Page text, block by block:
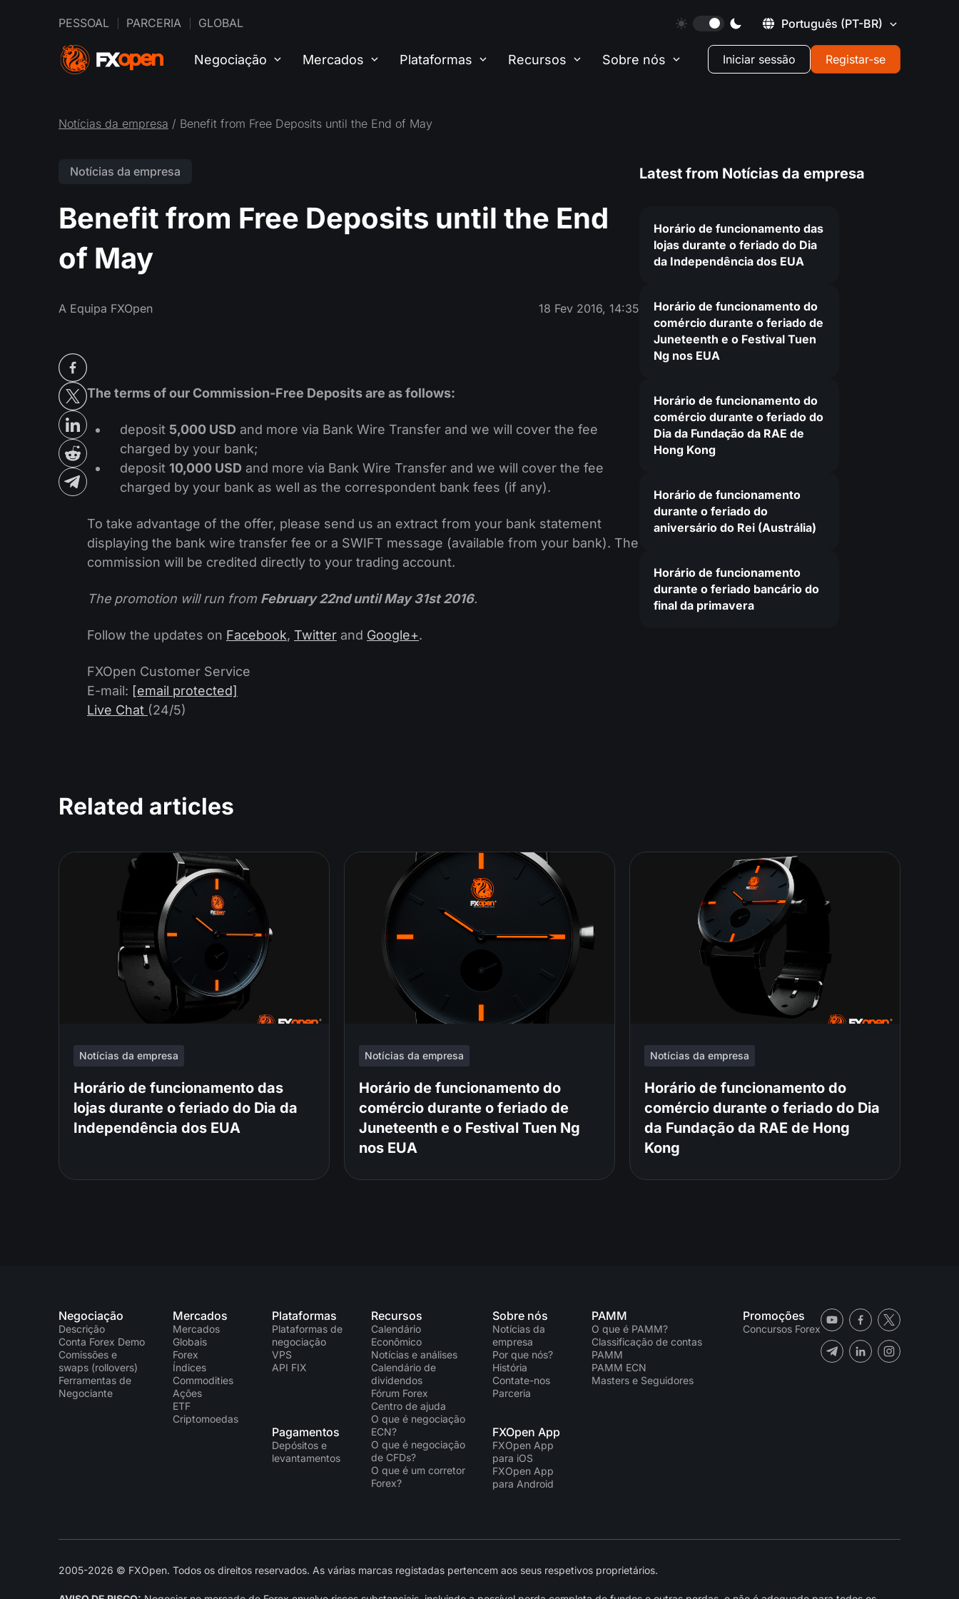
PESSOAL PARCERIA GLOBAL Português (PT-BR)
Negociação Mercados Plataformas Recursos Sobre nós Iniciar sessão Registar-se
Notícias da empresa / Benefit from Free Deposits until the End of May
Notícias da empresa
Benefit from Free Deposits until the End
of May
A Equipa FXOpen 18 Fev 2016, 14:35
The terms of our Commission-Free Deposits are as follows:
deposit 5,000 USD and more via Bank Wire Transfer and we will cover the fee
charged by your bank;
deposit 10,000 USD and more via Bank Wire Transfer and we will cover the fee
charged by your bank as well as the correspondent bank fees (if any).
To take advantage of the offer, please send us an extract from your bank statement
displaying the bank wire transfer fee or a SWIFT message (available from your bank). The
commission will be credited directly to your trading account.
The promotion will run from February 22nd until May 31st 2016.
Follow the updates on Facebook, Twitter and Google+.
FXOpen Customer Service
E-mail: [email protected]
Live Chat (24/5)
Latest from Notícias da empresa
Horário de funcionamento das
lojas durante o feriado do Dia
da Independência dos EUA
Horário de funcionamento do
comércio durante o feriado de
Juneteenth e o Festival Tuen
Ng nos EUA
Horário de funcionamento do
comércio durante o feriado do
Dia da Fundação da RAE de
Hong Kong
Horário de funcionamento
durante o feriado do
aniversário do Rei (Austrália)
Horário de funcionamento
durante o feriado bancário do
final da primavera
Related articles
Notícias da empresa
Horário de funcionamento das
lojas durante o feriado do Dia da
Independência dos EUA
Notícias da empresa
Horário de funcionamento do
comércio durante o feriado de
Juneteenth e o Festival Tuen Ng
nos EUA
Notícias da empresa
Horário de funcionamento do
comércio durante o feriado do Dia
da Fundação da RAE de Hong
Kong
Negociação
Descrição
Conta Forex Demo
Comissões e
swaps (rollovers)
Ferramentas de
Negociante
Mercados
Mercados
Globais
Forex
Índices
Commodities
Ações
ETF
Criptomoedas
Plataformas
Plataformas de
negociação
VPS
API FIX
Pagamentos
Depósitos e
levantamentos
Recursos
Calendário
Econômico
Notícias e análises
Calendário de
dividendos
Fórum Forex
Centro de ajuda
O que é negociação
ECN?
O que é negociação
de CFDs?
O que é um corretor
Forex?
Sobre nós
Notícias da
empresa
Por que nós?
História
Contate-nos
Parceria
FXOpen App
FXOpen App
para iOS
FXOpen App
para Android
PAMM
O que é PAMM?
Classificação de contas
PAMM
PAMM ECN
Masters e Seguidores
Promoções
Concursos Forex
2005-2026 © FXOpen. Todos os direitos reservados. As várias marcas registadas pertencem aos seus respetivos proprietários.